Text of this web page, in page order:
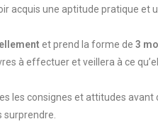
acquis une aptitude pratique
et prend la forme de 3
à effectuer et veillera à ce
les consignes et attitudes
surprendre.